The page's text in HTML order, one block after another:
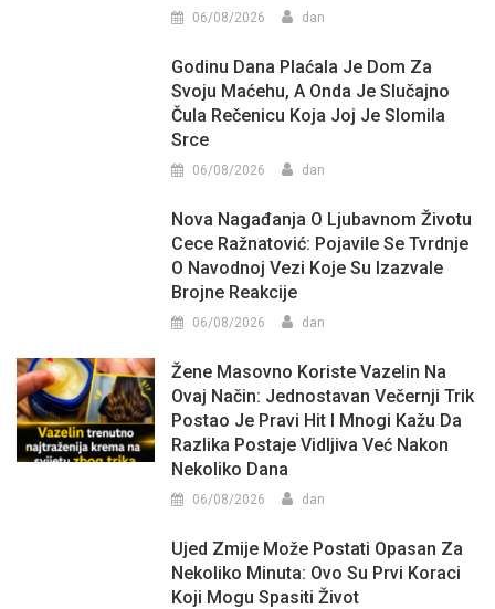
06/08/2026 dan
Godinu Dana Plaćala Je Dom Za
Svoju Maćehu, A Onda Je Slučajno
Čula Rečenicu Koja Joj Je Slomila
Srce
06/08/2026 dan
Nova Nagađanja O Ljubavnom Životu
Cece Ražnatović: Pojavile Se Tvrdnje
O Navodnoj Vezi Koje Su Izazvale
Brojne Reakcije
06/08/2026 dan
Žene Masovno Koriste Vazelin Na
Ovaj Način: Jednostavan Večernji Trik
Postao Je Pravi Hit I Mnogi Kažu Da
Razlika Postaje Vidljiva Već Nakon
Nekoliko Dana
06/08/2026 dan
Ujed Zmije Može Postati Opasan Za
Nekoliko Minuta: Ovo Su Prvi Koraci
Koji Mogu Spasiti Život